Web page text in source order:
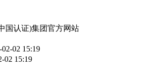
国认证)集团官方网站
02-02 15:19
02 15:19